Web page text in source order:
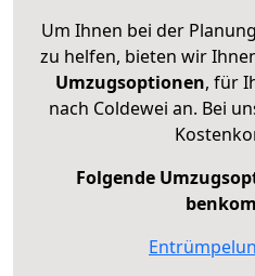
Um Ihnen bei der
zu helfen, bieten wir
Umzugsoptionen, für
nach Coldewei an. Bei
Folgende